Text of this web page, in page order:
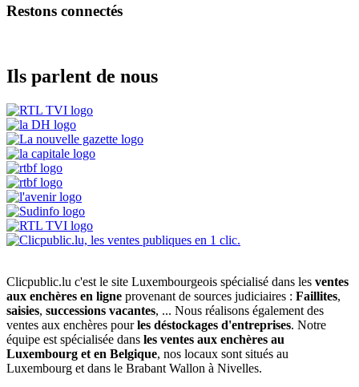
Restons connectés
Ils parlent de nous
Clicpublic.lu c'est le site Luxembourgeois spécialisé dans les ventes
aux enchères en ligne provenant de sources judiciaires : Faillites,
saisies, successions vacantes, ... Nous réalisons également des
ventes aux enchères pourles déstockages d'entreprises. Notre
équipe est spécialisée dans les ventes aux enchères au
Luxembourg et en Belgique, nos locaux sont situés au
Luxembourg et dans le Brabant Wallon à Nivelles.